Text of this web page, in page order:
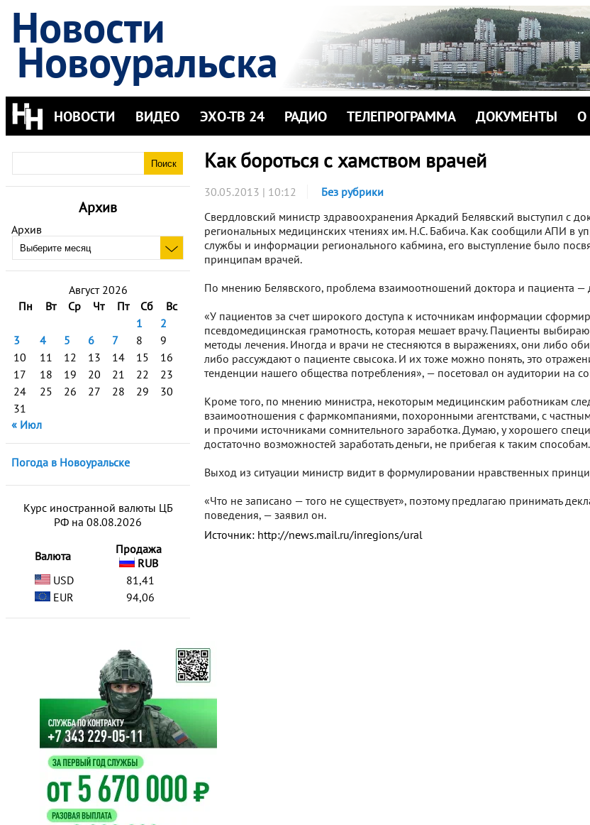
Новости
Новоуральска
НОВОСТИ ВИДЕО ЭХО-ТВ 24 РАДИО ТЕЛЕПРОГРАММА ДОКУМЕНТЫ О
Архив
Архив
Август 2026
Пн
Вт Ср Чт Пт Сб
Вс
1
2
3
4 5 6 7 8
9
10
11 12 13 14 15
16
17
18 19 20 21 22
23
24
25 26 27 28 29
30
31
« Июл
Погода в Новоуральске
Курс иностранной валюты ЦБ
РФ на 08.08.2026
Валюта
Продажа
RUB
USD
81,41
EUR
94,06
Как бороться с хамством врачей
30.05.2013 | 10:12
Без рубрики
Свердловский министр здравоохранения Аркадий Белявский выступил с
региональных медицинских чтениях им. Н.С. Бабича. Как сообщили АПИ в
службы и информации регионального кабмина, его выступление было
принципам врачей.
По мнению Белявского, проблема взаимоотношений доктора и пациента —
«У пациентов за счет широкого доступа к источникам информации
псевдомедицинская грамотность, которая мешает врачу. Пациенты
методы лечения. Иногда и врачи не стесняются в выражениях, они либо
либо рассуждают о пациенте свысока. И их тоже можно понять, это
тенденции нашего общества потребления», — посетовал он аудитории на
Кроме того, по мнению министра, некоторым медицинским работникам
взаимоотношения с фармкомпаниями, похоронными агентствами, с
и прочими источниками сомнительного заработка. Думаю, у хорошего
достаточно возможностей заработать деньги, не прибегая к таким способам.
Выход из ситуации министр видит в формулировании нравственных
«Что не записано — того не существует», поэтому предлагаю принимать
поведения, — заявил он.
Источник: http://news.mail.ru/inregions/ural